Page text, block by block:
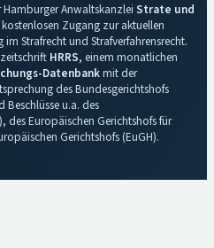
Hamburger Anwaltskanzlei Strate und
Zugang zur aktuellen
Strafrecht und Strafverfahrensrecht.
HRRS, einem monatlichen
Datenbankmit der
des Bundesgerichtshofs
u.a. des
des Europäischen Gerichtshofs für
Gerichtshofs (EuGH).